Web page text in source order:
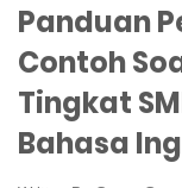
Panduan
Contoh
Tingkat
Bahasa